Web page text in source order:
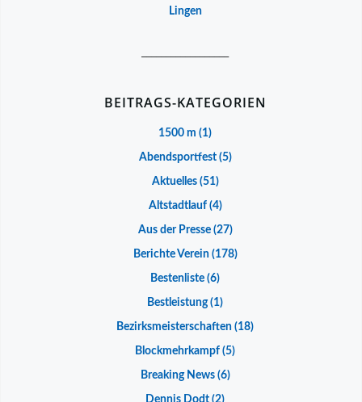
Lingen
BEITRAGS-KATEGORIEN
1500 m (1)
Abendsportfest(5)
Aktuelles(51)
Altstadtlauf(4)
Aus der Presse(27)
Berichte Verein(178)
Bestenliste (6)
Bestleistung(1)
Bezirksmeisterschaften (18)
Blockmehrkampf (5)
Breaking News(6)
Dennis Dodt (2)